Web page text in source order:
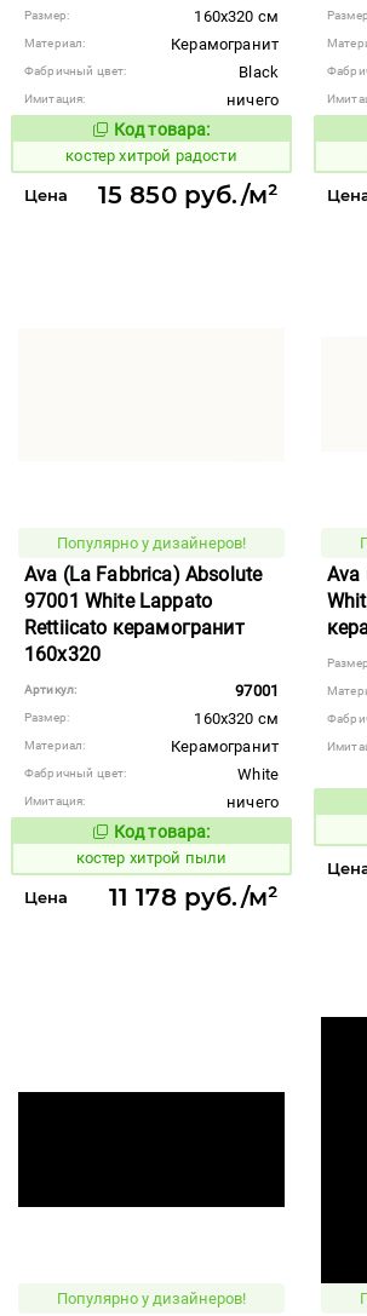
Размер: 160x320 см
Материал: Керамогранит
Фабричный цвет: Black
Имитация:
ничего
Код товара:
810952 Код товара:
костер хитрой радости
Цена 15 850 руб./м²
Популярно у дизайнеров!
Ava (La Fabbrica) Absolute
97001 White Lappato
Rettiicato керамогранит
160x320
Артикул: 97001
Размер: 160x320 см
Материал: Керамогранит
Фабричный цвет: White
Имитация:
ничего
Код товара:
810951 Код товара:
костер хитрой пыли
Цена 11 178 руб./м²
Ava
Популярно у дизайнеров!